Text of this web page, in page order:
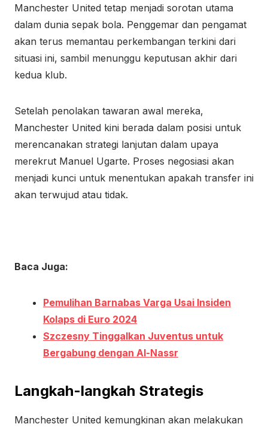
Manchester United tetap menjadi sorotan utama
dalam dunia sepak bola. Penggemar dan pengamat
akan terus memantau perkembangan terkini dari
situasi ini, sambil menunggu keputusan akhir dari
kedua klub.
Setelah penolakan tawaran awal mereka,
Manchester United kini berada dalam posisi untuk
merencanakan strategi lanjutan dalam upaya
merekrut Manuel Ugarte. Proses negosiasi akan
menjadi kunci untuk menentukan apakah transfer ini
akan terwujud atau tidak.
Baca Juga:
Pemulihan Barnabas Varga Usai Insiden
Kolaps di Euro 2024
Szczesny Tinggalkan Juventus untuk
Bergabung dengan Al-Nassr
Langkah-langkah Strategis
Manchester United kemungkinan akan melakukan